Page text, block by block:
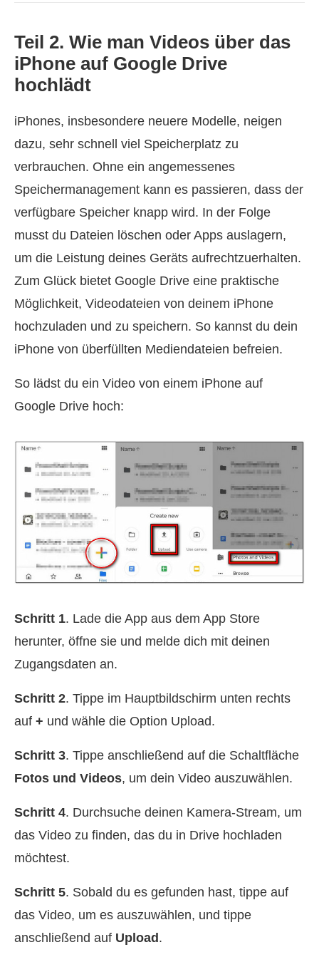
Teil 2. Wie man Videos über das
iPhone auf Google Drive
hochlädt
iPhones, insbesondere neuere Modelle, neigen
dazu, sehr schnell viel Speicherplatz zu
verbrauchen. Ohne ein angemessenes
Speichermanagement kann es passieren, dass der
verfügbare Speicher knapp wird. In der Folge
musst du Dateien löschen oder Apps auslagern,
um die Leistung deines Geräts aufrechtzuerhalten.
Zum Glück bietet Google Drive eine praktische
Möglichkeit, Videodateien von deinem iPhone
hochzuladen und zu speichern. So kannst du dein
iPhone von überfüllten Mediendateien befreien.
So lädst du ein Video von einem iPhone auf
Google Drive hoch:
Schritt 1. Lade die App aus dem App Store
herunter, öffne sie und melde dich mit deinen
Zugangsdaten an.
Schritt 2. Tippe im Hauptbildschirm unten rechts
auf + und wähle die Option Upload.
Schritt 3. Tippe anschließend auf die Schaltfläche
Fotos und Videos, um dein Video auszuwählen.
Schritt 4. Durchsuche deinen Kamera-Stream, um
das Video zu finden, das du in Drive hochladen
möchtest.
Schritt 5. Sobald du es gefunden hast, tippe auf
das Video, um es auszuwählen, und tippe
anschließend auf Upload.